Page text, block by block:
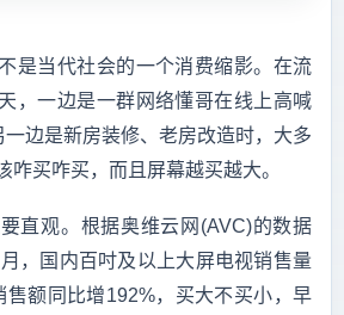
是当代社会的一个消费缩影。在流
，一边是一群网络懂哥在线上高喊
一边是新房装修、老房改造时，大多
咋买咋买，而且屏幕越买越大。
直观。根据奥维云网(AVC)的数据
，国内百吋及以上大屏电视销售量
售额同比增192%，买大不买小，早